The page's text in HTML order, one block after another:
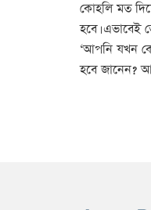
কোহলি মত
হবে। এভাবেই
‘আপনি যখন
হবে জানেন?